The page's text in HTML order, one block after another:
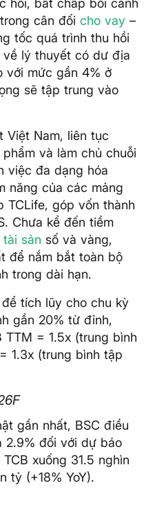
hồi, bất chấp bối cảnh
cân đối cho vay –
tốc quá trình thu hồi
về lý thuyết có dư địa
với mức gần 4% ở
sẽ tập trung vào
Việt Nam, liên tục
và làm chủ chuỗi
việc đa dạng hóa
năng của các mảng
TCLife, góp vốn thành
Chưa kể đến tiềm
tài sản số và vàng,
để nắm bắt toàn bộ
trong dài hạn.
tích lũy cho chu kỳ
gần 20% từ đỉnh,
= 1.5x (trung bình
1.3x (trung bình tập
gần nhất, BSC điều
2.9% đối với dự báo
xuống 31.5 nghìn
tỷ (+18% YoY).